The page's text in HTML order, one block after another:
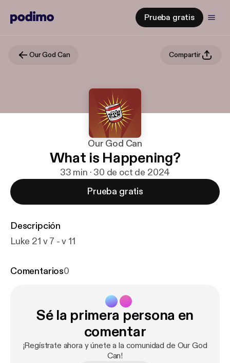
Prueba gratis
Our God Can Compartir
Our God Can
What is Happening?
33 min · 30 de oct de 2024
Prueba gratis
Descripción
Luke 21 v 7 - v 11
Comentarios0
Sé la primera persona en
comentar
¡Regístrate ahora y únete a la comunidad de Our God
Can!